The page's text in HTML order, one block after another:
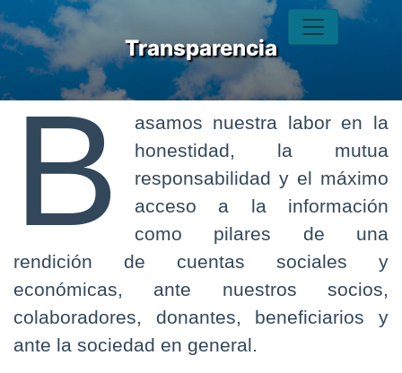
Transparencia
B
asamos nuestra labor en la
honestidad, la mutua
responsabilidad y el máximo
acceso a la información
como pilares de una
rendición de cuentas sociales y
económicas, ante nuestros socios,
colaboradores, donantes, beneficiarios y
ante la sociedad en general.